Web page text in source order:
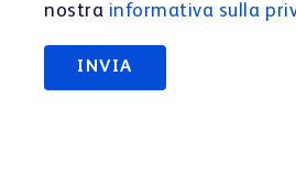
nostra informativa sulla